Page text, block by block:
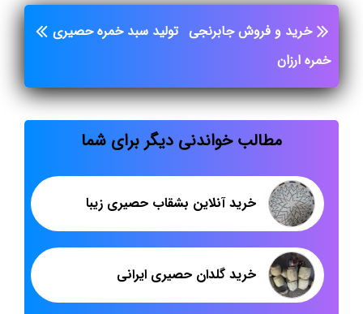
خرید و فروش جابرنجی
خمره ارزان
تولید سبد خمره حصیری
مطالب خواندنی دیگر برای شما
خرید آنلاین بشقاب حصیری زیبا
خرید گلدان حصیری ایرانی